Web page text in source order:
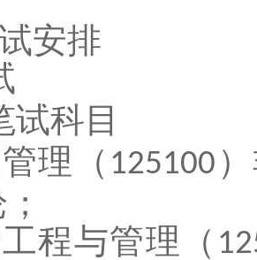
安排
试科目
理（ 125100
程与管理（